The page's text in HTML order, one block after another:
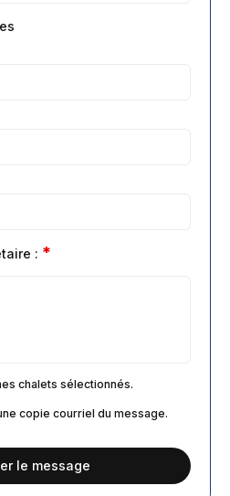
: *
chalets sélectionnés.
copie courriel du message.
le message